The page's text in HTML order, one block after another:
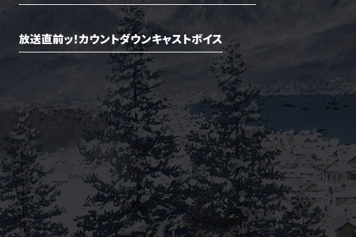
放送直前ッ！カウントダウンキャストボイス